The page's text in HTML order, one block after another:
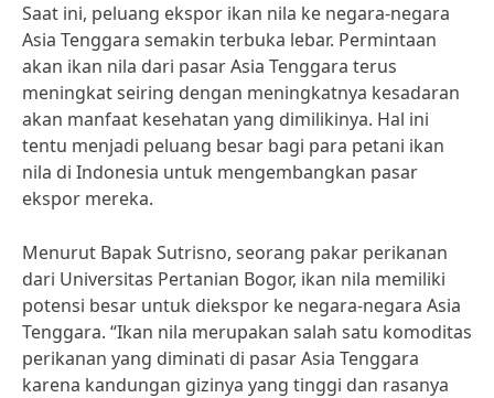
Saat ini, peluang ekspor ikan nila ke negara-negara
Asia Tenggara semakin terbuka lebar. Permintaan
akan ikan nila dari pasar Asia Tenggara terus
meningkat seiring dengan meningkatnya kesadaran
akan manfaat kesehatan yang dimilikinya. Hal ini
tentu menjadi peluang besar bagi para petani ikan
nila di Indonesia untuk mengembangkan pasar
ekspor mereka.
Menurut Bapak Sutrisno, seorang pakar perikanan
dari Universitas Pertanian Bogor, ikan nila memiliki
potensi besar untuk diekspor ke negara-negara Asia
Tenggara. “Ikan nila merupakan salah satu komoditas
perikanan yang diminati di pasar Asia Tenggara
karena kandungan gizinya yang tinggi dan rasanya